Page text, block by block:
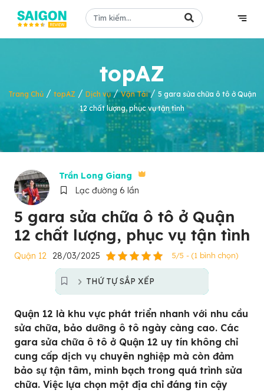
topAZ
Trang Chủ/ topAZ / Dịch vụ/Vận Tải/ 5 gara sửa chữa ô tô ở Quận
12 chất lượng, phục vụ tận tình
Trần Long Giang
Lạc đường 6 lần
5 gara sửa chữa ô tô ở Quận
12 chất lượng, phục vụ tận tình
Quận 12 28/03/2025 5/5 - (1 bình chọn)
THỨ TỰ SẮP XẾP
Quận 12 là khu vực phát triển nhanh với nhu cầu
sửa chữa, bảo dưỡng ô tô ngày càng cao. Các
gara sửa chữa ô tô ở Quận 12 uy tín không chỉ
cung cấp dịch vụ chuyên nghiệp mà còn đảm
bảo sự tận tâm, minh bạch trong quá trình sửa
chữa. Việc lựa chọn một địa chỉ đáng tin cậy